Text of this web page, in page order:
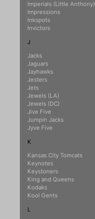
Imperials (Little Anthony)
Impressions
Inkspots
Invictors
J
Jacks
Jaguars
Jayhawks
Jesters
Jets
Jewels (LA)
Jewels (DC)
Jive Five
Jumpin Jacks
Jyve Five
K
Kansas City Tomcats
Keynotes
Keystoners
King and Queens
Kodaks
Kool Gents
L